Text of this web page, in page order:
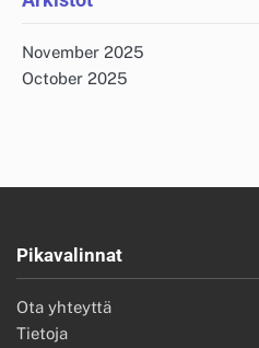
November 2025
October 2025
Pikavalinnat
Ota yhteyttä
Tietoja